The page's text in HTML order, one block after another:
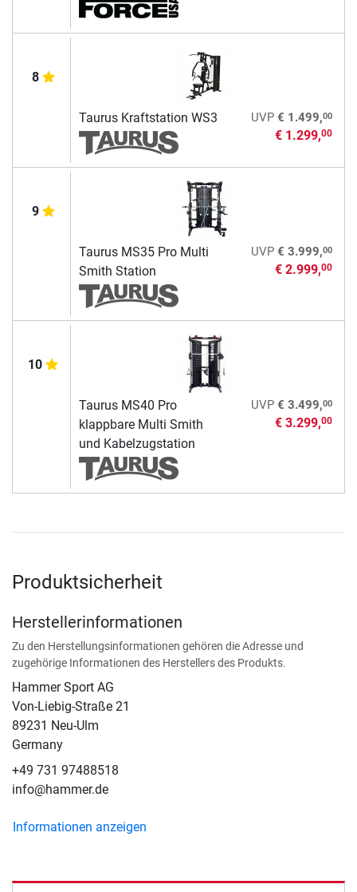
8
Taurus Kraftstation WS3 UVP € 1.499,00
€ 1.299,00
9
Taurus MS35 Pro Multi
Smith Station
UVP € 3.999,00
€ 2.999,00
10
Taurus MS40 Pro
klappbare Multi Smith
und Kabelzugstation
UVP € 3.499,00
€ 3.299,00
Produktsicherheit
Herstellerinformationen
Zu den Herstellungsinformationen gehören die Adresse und
zugehörige Informationen des Herstellers des Produkts.
Hammer Sport AG
Von-Liebig-Straße 21
89231 Neu-Ulm
Germany
+49 731 97488518
info@hammer.de
Informationen anzeigen